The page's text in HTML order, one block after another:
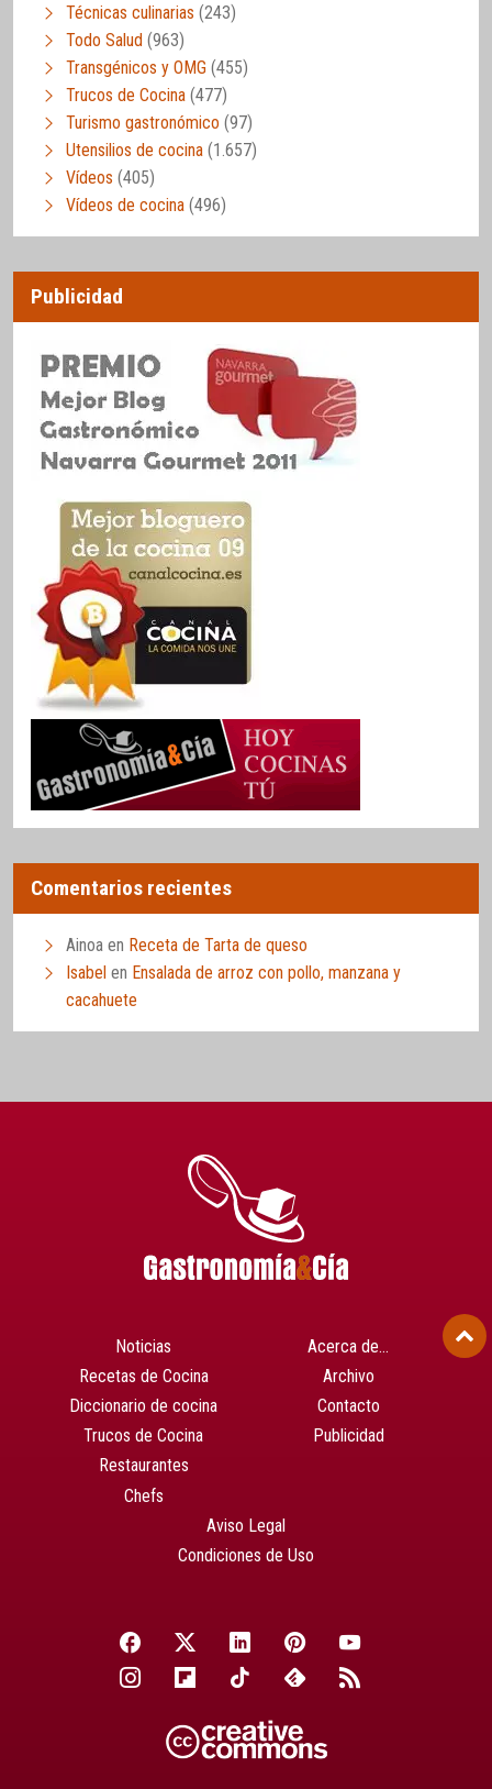
Técnicas culinarias (243)
Todo Salud (963)
Transgénicos y OMG (455)
Trucos de Cocina (477)
Turismo gastronómico (97)
Utensilios de cocina (1.657)
Vídeos (405)
Vídeos de cocina (496)
Publicidad
Comentarios recientes
Ainoa en Receta de Tarta de queso
Isabel en Ensalada de arroz con pollo, manzana y
cacahuete
Noticias
Recetas de Cocina
Diccionario de cocina
Trucos de Cocina
Restaurantes
Chefs
Acerca de…
Archivo
Contacto
Publicidad
Aviso Legal
Condiciones de Uso